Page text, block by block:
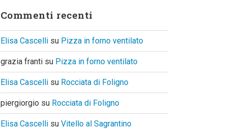
Commenti recenti
Elisa Cascelli su Pizza in forno ventilato
grazia franti su Pizza in forno ventilato
Elisa Cascelli su Rocciata di Foligno
piergiorgio su Rocciata di Foligno
Elisa Cascelli su Vitello al Sagrantino